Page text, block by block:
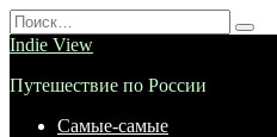
Перейти
к
Search
for:
Indie View
Путешествие по России
Самые-самые